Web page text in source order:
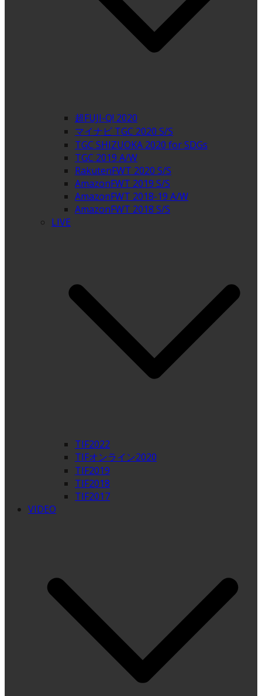
超FUJI-Q! 2020
マイナビ TGC 2020 S/S
TGC SHIZUOKA 2020 for SDGs
TGC 2019 A/W
RakutenFWT 2020 S/S
AmazonFWT 2019 S/S
AmazonFWT 2018-19 A/W
AmazonFWT 2018 S/S
LIVE
TIF2022
TIFオンライン2020
TIF2019
TIF2018
TIF2017
VIDEO